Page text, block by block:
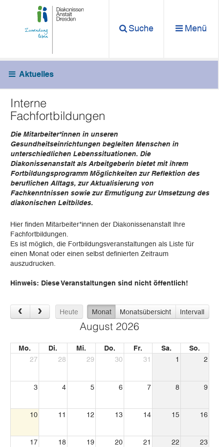
Suche Menü
Aktuelles
Interne
Fachfortbildungen
Die Mitarbeiter*innen in unseren
Gesundheitseinrichtungen begleiten Menschen in
unterschiedlichen Lebenssituationen. Die
Diakonissenanstalt als Arbeitgeberin bietet mit ihrem
Fortbildungsprogramm Möglichkeiten zur Reflektion des
beruflichen Alltags, zur Aktualisierung von
Fachkenntnissen sowie zur Ermutigung zur Umsetzung des
diakonischen Leitbildes.
Hier finden Mitarbeiter*innen der Diakonissenanstalt Ihre
Fachfortbildungen.
Es ist möglich, die Fortbildungsveranstaltungen als Liste für
einen Monat oder einen selbst definierten Zeitraum
auszudrucken.
Hinweis: Diese Veranstaltungen sind nicht öffentlich!
Heute Monat Monatsübersicht Intervall
August 2026
Mo. Di. Mi. Do. Fr. Sa.
So.
27
28 29 30 31 1 2
3 4 5 6 7 8 9
10 11 12 13 14 15 16
17 18 19 20 21 22 23